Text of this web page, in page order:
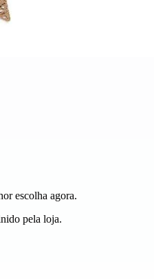
escolha agora.
pela loja.